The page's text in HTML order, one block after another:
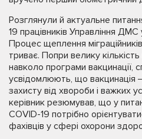
Розглянули й актуальне
19 працівників Управління ДМС
Процес щеплення
триває. Попри велику
навколо програми вакцинації,
усвідомлюють, що вакцинація
захисту від хвороби і важких
керівник резюмував, що у
COVID-19 потрібно
фахівців у сфері охорони